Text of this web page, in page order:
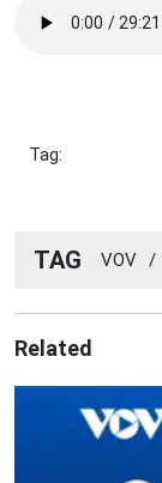
Tag:
TAG VOV /
Related